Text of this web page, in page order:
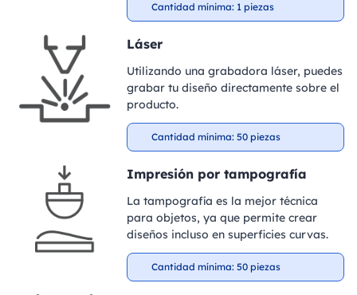
Cantidad mínima: 1 piezas
Láser
Utilizando una grabadora láser, puedes
grabar tu diseño directamente sobre el
producto.
Cantidad mínima: 50 piezas
Impresión por tampografía
La tampografía es la mejor técnica
para objetos, ya que permite crear
diseños incluso en superficies curvas.
Cantidad mínima: 50 piezas